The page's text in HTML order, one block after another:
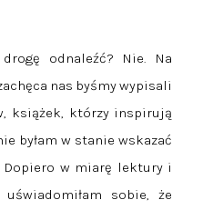
odnaleźć? Nie. Na
nas byśmy wypisali
książek, którzy inspirują
byłam w stanie wskazać
w miarę lektury i
sobie, że